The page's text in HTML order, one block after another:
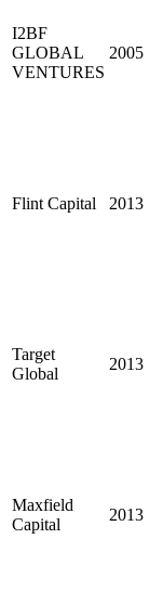
I2BF
GLOBAL
VENTURES
2005
Flint Capital 2013
Target
Global
2013
Maxfield
Capital
2013